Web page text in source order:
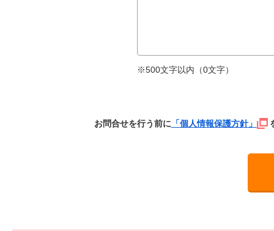
※500文字以内（0文字）
お問合せを行う前に「個人情報保護方針」